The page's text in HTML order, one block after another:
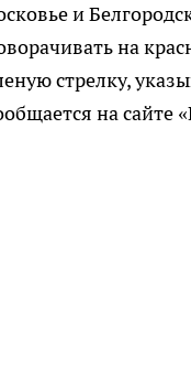
и
на
стрелку,
на сайте